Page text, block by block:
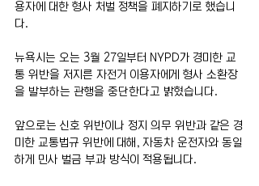
용자에 대한 형사 처벌 정책을 폐지하기로 했습니
다.
뉴욕시는 오는 3월 27일부터 NYPD가 경미한 교
통 위반을 저지른 자전거 이용자에게 형사 소환장
을 발부하는 관행을 중단한다고 밝혔습니다.
앞으로는 신호 위반이나 정지 의무 위반과 같은 경
미한 교통법규 위반에 대해, 자동차 운전자와 동일
하게 민사 벌금 부과 방식이 적용됩니다.